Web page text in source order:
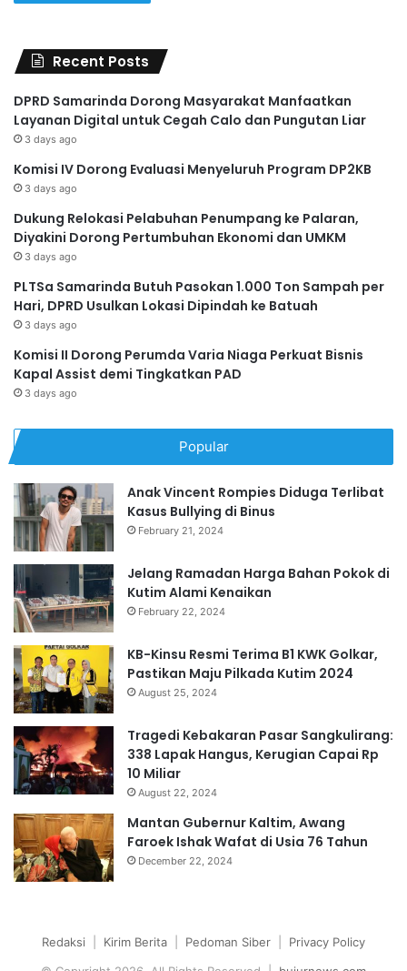
Recent Posts
DPRD Samarinda Dorong Masyarakat Manfaatkan
Layanan Digital untuk Cegah Calo dan Pungutan Liar
3 days ago
Komisi IV Dorong Evaluasi Menyeluruh Program DP2KB
3 days ago
Dukung Relokasi Pelabuhan Penumpang ke Palaran,
Diyakini Dorong Pertumbuhan Ekonomi dan UMKM
3 days ago
PLTSa Samarinda Butuh Pasokan 1.000 Ton Sampah per
Hari, DPRD Usulkan Lokasi Dipindah ke Batuah
3 days ago
Komisi II Dorong Perumda Varia Niaga Perkuat Bisnis
Kapal Assist demi Tingkatkan PAD
3 days ago
Popular
Anak Vincent Rompies Diduga Terlibat
Kasus Bullying di Binus
February 21, 2024
Jelang Ramadan Harga Bahan Pokok di
Kutim Alami Kenaikan
February 22, 2024
KB-Kinsu Resmi Terima B1 KWK Golkar,
Pastikan Maju Pilkada Kutim 2024
August 25, 2024
Tragedi Kebakaran Pasar Sangkulirang:
338 Lapak Hangus, Kerugian Capai Rp
10 Miliar
August 22, 2024
Mantan Gubernur Kaltim, Awang
Faroek Ishak Wafat di Usia 76 Tahun
December 22, 2024
Redaksi Kirim Berita Pedoman Siber
Privacy Policy